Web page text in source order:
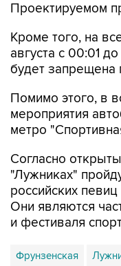
Проектируемом
Кроме того, на
августа с 00:01
будет запрещена
Помимо этого, в
мероприятия
метро
Согласно
"Лужниках"
российских
Они являются
и фестиваля
Фрунзенская